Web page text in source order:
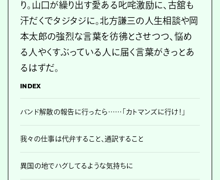
り。山口が繰り出す愛ある叱咤激励に、古舘も
汗だくでタジタジに。北方謙三の人生相談や岡
本太郎の強烈な言葉を彷彿とさせつつ、悩め
る人やくすぶっている人に届く言葉がきっとあ
るはずだ。
INDEX
バンド解散の報告に行ったら……「カトマンズに行け！」
我々の仕事は代弁すること、通訳すること
異国の地でハグしてるような気持ちに